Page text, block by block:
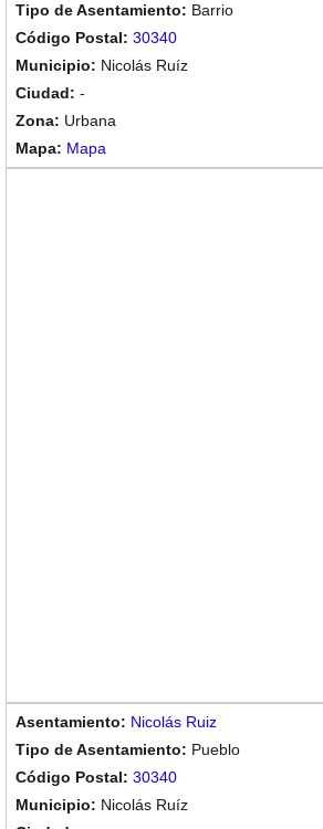
Barrio
30340
Nicolás Ruíz
-
Urbana
Mapa
Nicolás Ruiz
Pueblo
30340
Nicolás Ruíz